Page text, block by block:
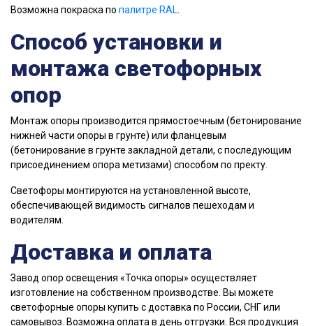
Возможна покраска по палитре RAL
Способ установки и
монтажа светофорных
опор
Монтаж опоры производится прямостоечным (бетонирование
нижней части опоры в грунте) или фланцевым
(бетонирование в грунте закладной детали, с последующим
присоединением опора метизами) способом по пректу.
Светофоры монтируются на установленной высоте,
обеспечивающей видимость сигналов пешеходам и
водителям.
Доставка и оплата
Завод опор освещения «Точка опоры» осуществляет
изготовление на собственном производстве. Вы можете
светофорные опоры купить с доставка по России, СНГ или
самовывоз. Возможна оплата в день отгрузки. Вся продукция